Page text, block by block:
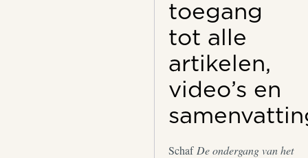
toegang
tot alle
artikelen,
video’s en
Schaf De ondergang van het